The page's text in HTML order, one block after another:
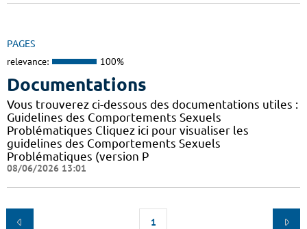
PAGES
relevance: 100%
Documentations
Vous trouverez ci-dessous des documentations utiles :
Guidelines des Comportements Sexuels
Problématiques Cliquez ici pour visualiser les
guidelines des Comportements Sexuels
Problématiques (version P
08/06/2026 13:01
1